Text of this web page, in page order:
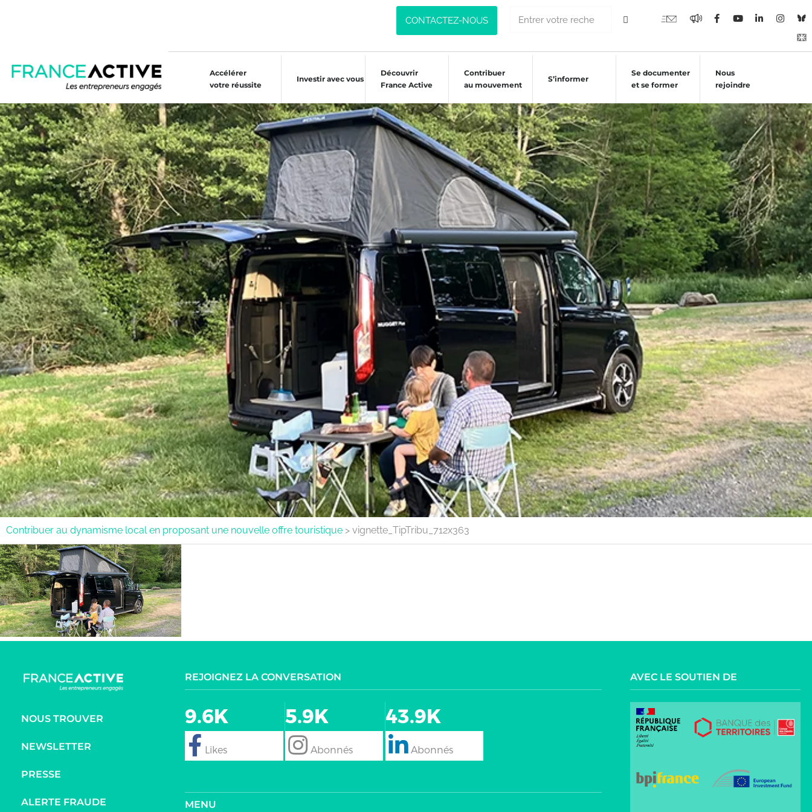
CONTACTEZ-NOUS
Accélérer
votre réussite
Investir avec vous
Découvrir
France Active
Contribuer
au mouvement
S’informer
Se documenter
et se former
Nous
rejoindre
Contribuer au dynamisme local en proposant une nouvelle offre touristique > vignette_TipTribu_712x363
NOUS TROUVER
NEWSLETTER
PRESSE
ALERTE FRAUDE
REJOIGNEZ LA CONVERSATION
9.6K
follow
5.9K
follow
43.9K
MENU
AVEC LE SOUTIEN DE